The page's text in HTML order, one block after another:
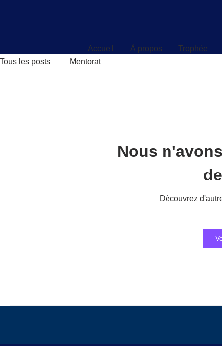
Accueil À propos
Trophée
Tous les posts
Mentorat
Nous
Découvrez